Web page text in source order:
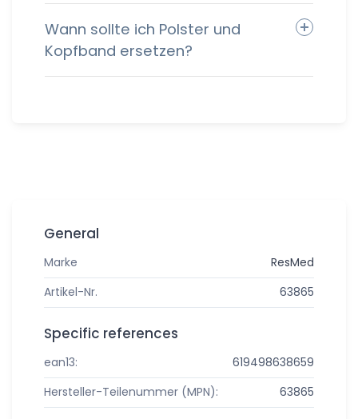
Wann sollte ich Polster und
Kopfband ersetzen?
General
Marke
ResMed
Artikel-Nr.
63865
Specific references
ean13:
619498638659
Hersteller-Teilenummer (MPN):
63865